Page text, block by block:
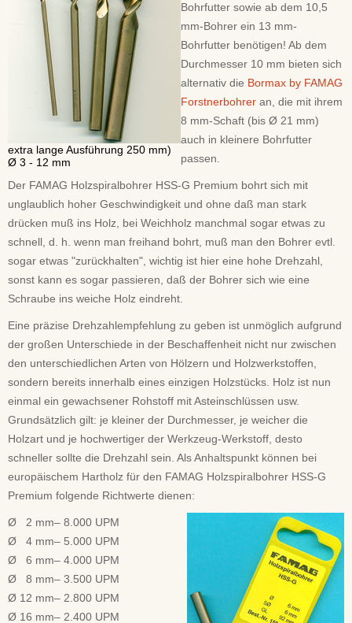
extra lange Ausführung 250 mm)
Ø 3 - 12 mm
Bohrfutter sowie ab dem 10,5
mm-Bohrer ein 13 mm-
Bohrfutter benötigen! Ab dem
Durchmesser 10 mm bieten sich
alternativ die Bormax by FAMAG
Forstnerbohrer an, die mit ihrem
8 mm-Schaft (bis Ø 21 mm)
auch in kleinere Bohrfutter
passen.
Der FAMAG Holzspiralbohrer HSS-G Premium bohrt sich mit
unglaublich hoher Geschwindigkeit und ohne daß man stark
drücken muß ins Holz, bei Weichholz manchmal sogar etwas zu
schnell, d. h. wenn man freihand bohrt, muß man den Bohrer evtl.
sogar etwas "zurückhalten", wichtig ist hier eine hohe Drehzahl,
sonst kann es sogar passieren, daß der Bohrer sich wie eine
Schraube ins weiche Holz eindreht.
Eine präzise Drehzahlempfehlung zu geben ist unmöglich aufgrund
der großen Unterschiede in der Beschaffenheit nicht nur zwischen
den unterschiedlichen Arten von Hölzern und Holzwerkstoffen,
sondern bereits innerhalb eines einzigen Holzstücks. Holz ist nun
einmal ein gewachsener Rohstoff mit Asteinschlüssen usw.
Grundsätzlich gilt: je kleiner der Durchmesser, je weicher die
Holzart und je hochwertiger der Werkzeug-Werkstoff, desto
schneller sollte die Drehzahl sein. Als Anhaltspunkt können bei
europäischem Hartholz für den FAMAG Holzspiralbohrer HSS-G
Premium folgende Richtwerte dienen:
Ø 2 mm– 8.000 UPM
Ø 4 mm– 5.000 UPM
Ø 6 mm– 4.000 UPM
Ø 8 mm– 3.500 UPM
Ø 12 mm– 2.800 UPM
Ø 16 mm– 2.400 UPM